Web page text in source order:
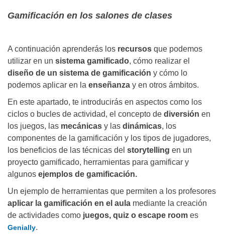
Gamificación en los salones de clases
A continuación aprenderás los recursos que podemos
utilizar en un sistema gamificado, cómo realizar el
diseño de un sistema de gamificación y cómo lo
podemos aplicar en la enseñanza y en otros ámbitos.
En este apartado, te introducirás en aspectos como los
ciclos o bucles de actividad, el concepto de diversión en
los juegos, las mecánicas y las dinámicas, los
componentes de la gamificación y los tipos de jugadores,
los beneficios de las técnicas del storytelling en un
proyecto gamificado, herramientas para gamificar y
algunos ejemplos de gamificación.
Un ejemplo de herramientas que permiten a los profesores
aplicar la gamificación en el aula mediante la creación
de actividades como juegos, quiz o escape room es
Genially.